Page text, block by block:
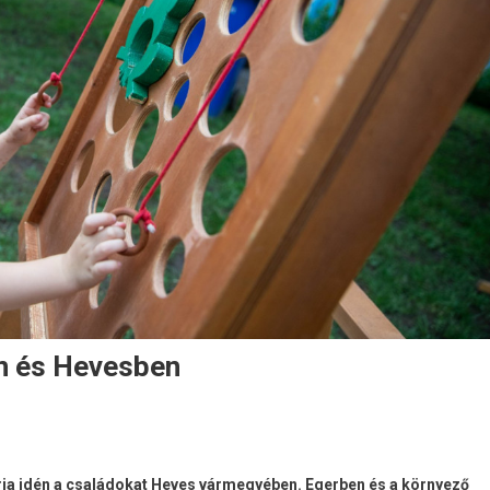
és Hevesben
idén a családokat Heves vármegyében. Egerben és a környező